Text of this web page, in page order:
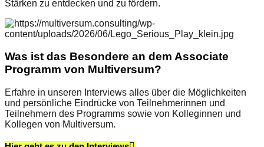
Stärken zu entdecken und zu fördern.
Was ist das Besondere an dem Associate
Programm von Multiversum?
Erfahre in unseren Interviews alles über die Möglichkeiten
und persönliche Eindrücke von Teilnehmerinnen und
Teilnehmern des Programms sowie von Kolleginnen und
Kollegen von Multiversum.